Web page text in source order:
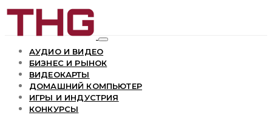
АУДИО И ВИДЕО
БИЗНЕС И РЫНОК
ВИДЕОКАРТЫ
ДОМАШНИЙ КОМПЬЮТЕР
ИГРЫ И ИНДУСТРИЯ
КОНКУРСЫ